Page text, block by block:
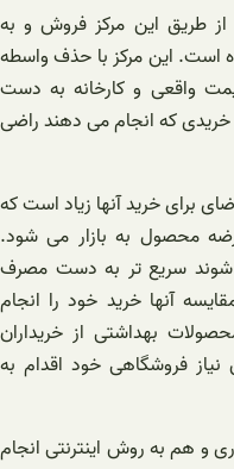
طریق این مرکز فروش و به
است. این مرکز با حذف واسطه
واقعی و کارخانه به دست
خریدی که انجام می دهند راضی
برای خرید آنها زیاد است که
محصول به بازار می شود.
شوند سریع تر به دست مصرف
آنها خرید خود را انجام
بهداشتی از خریداران
فروشگاهی خود اقدام به
و هم به روش اینترنتی انجام